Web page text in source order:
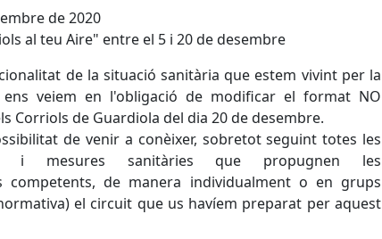
de 2020
al teu Aire" entre el 5 i 20 de desembre
de la situació sanitària que estem vivint per la
ens veiem en l'obligació de modificar el format NO
Corriols de Guardiola del dia 20 de desembre.
de venir a conèixer, sobretot seguint totes les
i mesures sanitàries que propugnen les
competents, de manera individualment o en grups
el circuit que us havíem preparat per aquest